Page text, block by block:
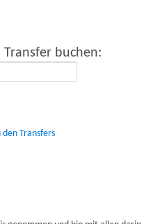
buchen:
Transfers